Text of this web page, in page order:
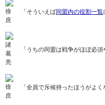
「そういえば同盟内の役割一覧
「うちの同盟は戦争がほぼ必
「全員で斥候持ったほうがよ